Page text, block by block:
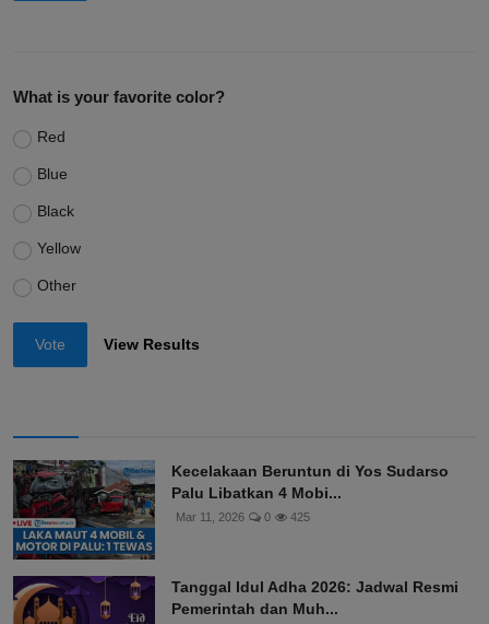
What is your favorite color?
Red
Blue
Black
Yellow
Other
Vote View Results
Kecelakaan Beruntun di Yos Sudarso
Palu Libatkan 4 Mobi...
Mar 11, 2026 0 425
Tanggal Idul Adha 2026: Jadwal Resmi
Pemerintah dan Muh...